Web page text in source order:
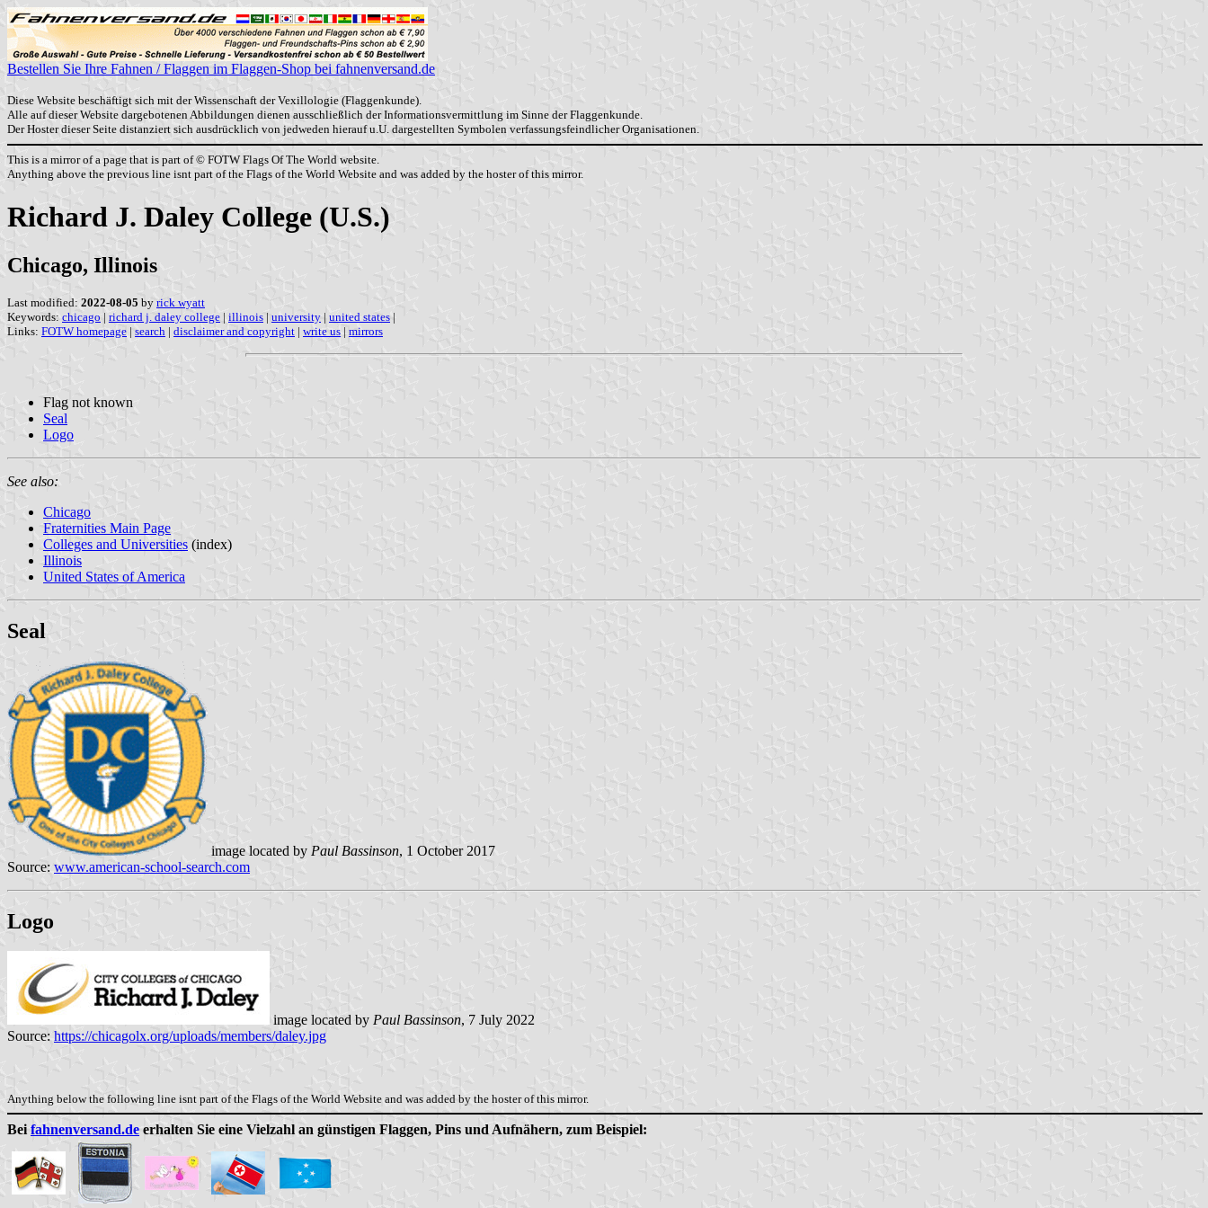
Bestellen Sie Ihre Fahnen / Flaggen im Flaggen-Shop bei fahnenversand.de
Diese Website beschäftigt sich mit der Wissenschaft der Vexillologie (Flaggenkunde).
Alle auf dieser Website dargebotenen Abbildungen dienen ausschließlich der Informationsvermittlung im Sinne der Flaggenkunde.
Der Hoster dieser Seite distanziert sich ausdrücklich von jedweden hierauf u.U. dargestellten Symbolen verfassungsfeindlicher Organisationen.
This is a mirror of a page that is part of © FOTW Flags Of The World website.
Anything above the previous line isnt part of the Flags of the World Website and was added by the hoster of this mirror.
Richard J. Daley College (U.S.)
Chicago, Illinois
Last modified: 2022-08-05 by rick wyatt
Keywords: chicago | richard j. daley college | illinois | university | united states |
Links: FOTW homepage | search | disclaimer and copyright | write us | mirrors
Flag not known
Seal
Logo
See also:
Chicago
Fraternities Main Page
Colleges and Universities (index)
Illinois
United States of America
Seal
image located by Paul Bassinson, 1 October 2017
Source: www.american-school-search.com
Logo
image located by Paul Bassinson, 7 July 2022
Source: https://chicagolx.org/uploads/members/daley.jpg
Anything below the following line isnt part of the Flags of the World Website and was added by the hoster of this mirror.
Beifahnenversand.de erhalten Sie eine Vielzahl an günstigen Flaggen, Pins und Aufnähern, zum Beispiel: